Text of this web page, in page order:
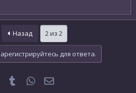
Назад 2 из 2
для ответа.
Pinterest
TumblrWhatsAppЭлектронная почта